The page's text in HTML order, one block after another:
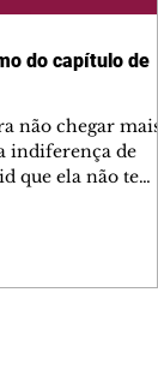
do capítulo de
não chegar mais
indiferença de
que ela não tem